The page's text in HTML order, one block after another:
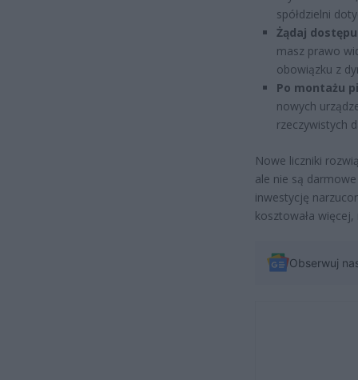
spółdzielni
Żądaj
masz prawo
obowiązku z
Po montażu
nowych
rzeczywistych
Nowe liczniki
ale nie są
inwestycję
kosztowała
Obserwuj